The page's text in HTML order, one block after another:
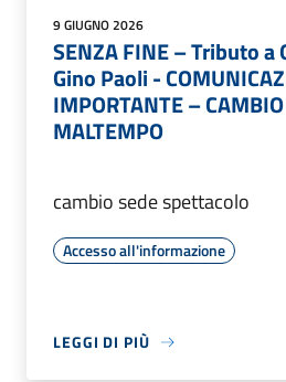
9 GIUGNO 2026
SENZA FINE – Tributo a
Gino Paoli -
IMPORTANTE –
MALTEMPO
cambio sede spettacolo
Accesso all'informazione
LEGGI DI PIÙ